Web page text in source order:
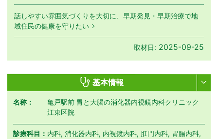
話しやすい雰囲気づくりを大切に、早期発見・早期治療で地
域住民の健康を守りたい
取材日: 2025-09-25
基本情報
名称：
亀戸駅前 胃と⼤腸の消化器内視鏡内科クリニック
江東区院
診療科目： 内科, 消化器内科, 内視鏡内科, 肛門内科, 胃腸内科,